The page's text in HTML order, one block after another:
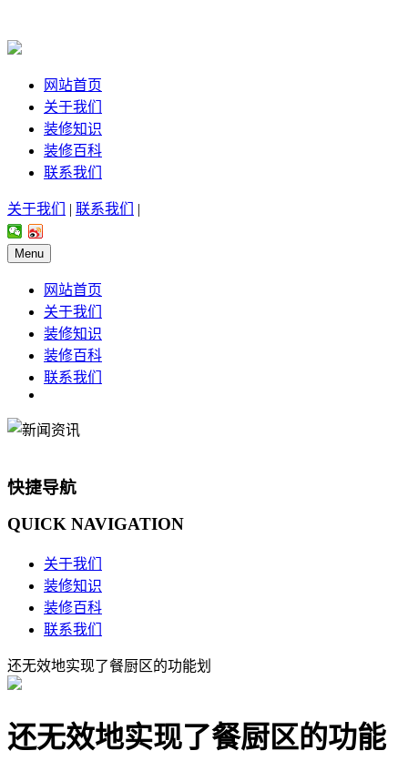
网站首页
关于我们
装修知识
装修百科
联系我们
关于我们 | 联系我们 |
Menu
网站首页
关于我们
装修知识
装修百科
联系我们
快捷导航
QUICK NAVIGATION
关于我们
装修知识
装修百科
联系我们
还无效地实现了餐厨区的功能划
还无效地实现了餐厨区的功能